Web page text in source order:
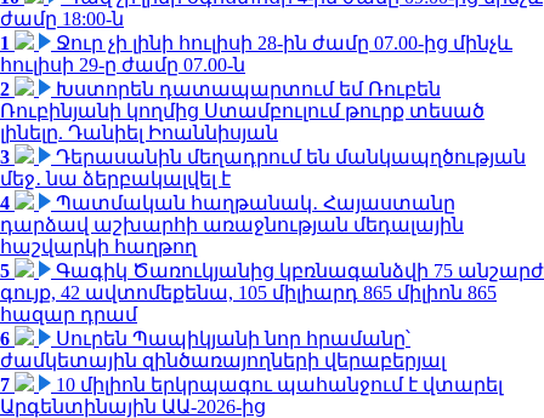
ժամը 18:00-ն
1
Ջուր չի լինի հուլիսի 28-ին ժամը 07.00-ից մինչև
հուլիսի 29-ը ժամը 07.00-ն
2
Խստորեն դատապարտում եմ Ռուբեն
Ռուբինյանի կողմից Ստամբուլում թուրք տեսած
լինելը. Դանիել Իոաննիսյան
3
Դերասանին մեղադրում են մանկապղծության
մեջ․ նա ձերբակալվել է
4
Պատմական հաղթանակ․ Հայաստանը
դարձավ աշխարհի առաջնության մեդալային
հաշվարկի հաղթող
5
Գագիկ Ծառուկյանից կբռնագանձվի 75 անշարժ
գույք, 42 ավտոմեքենա, 105 միլիարդ 865 միլիոն 865
հազար դրամ
6
Սուրեն Պապիկյանի նոր հրամանը՝
ժամկետային զինծառայողների վերաբերյալ
7
10 միլիոն երկրպագու պահանջում է վտարել
Արգենտինային ԱԱ-2026-ից